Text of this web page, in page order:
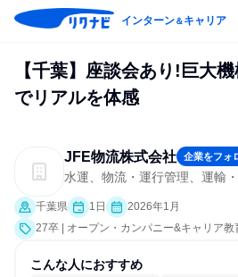
インターン＆キャリア
【千葉】座談会あり!巨大
でリアルを体感
JFE物流株式会社 企業をフォ
水運、物流・運行管理、運輸
千葉県 1日
2026年1月
27卒 | オープン・カンパニー&キャリア教
こんな人におすすめ